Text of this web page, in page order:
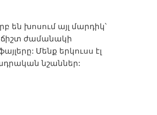
են խոսում այլ մարդիկ՝
ժամանակի
Մենք երկուսս էլ
նշաններ: